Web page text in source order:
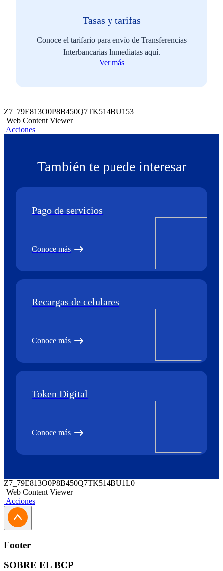
Tasas y tarifas
Conoce el tarifario para envío de Transferencias
Interbancarias Inmediatas aquí.
Ver más
Z7_79E813O0P8B450Q7TK514BU153
Web Content Viewer
Acciones
También te puede interesar
Pago de servicios
Conoce más
Recargas de celulares
Conoce más
Token Digital
Conoce más
Z7_79E813O0P8B450Q7TK514BU1L0
Web Content Viewer
Acciones
Footer
SOBRE EL BCP